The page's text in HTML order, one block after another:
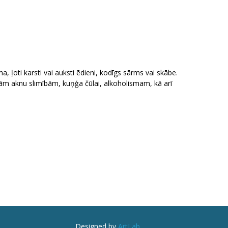
ļoti karsti vai auksti ēdieni, kodīgs sārms vai skābe.
aknu slimībām, kuņģa čūlai, alkoholismam, kā arī